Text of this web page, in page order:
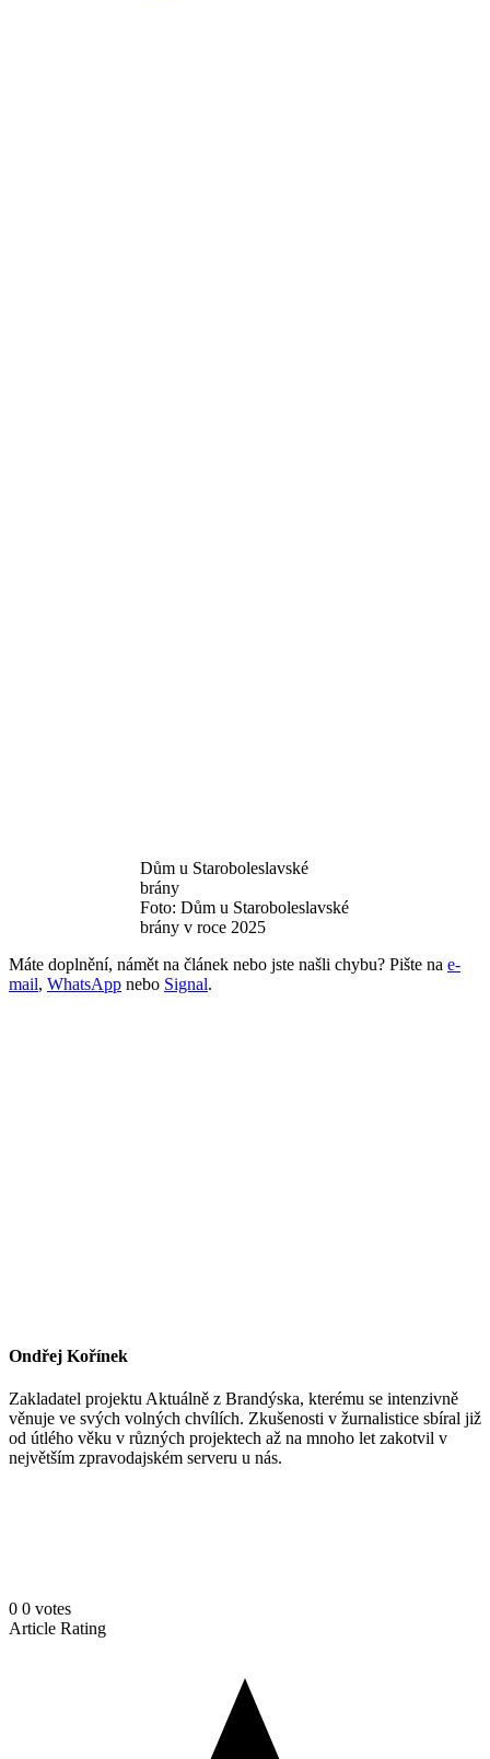
Dům u Staroboleslavské
brány
Foto: Dům u Staroboleslavské
brány v roce 2025
Máte doplnění, námět na článek nebo jste našli chybu? Pište na e-
mail, WhatsApp nebo Signal.
Ondřej Kořínek
Zakladatel projektu Aktuálně z Brandýska, kterému se intenzivně
věnuje ve svých volných chvílích. Zkušenosti v žurnalistice sbíral již
od útlého věku v různých projektech až na mnoho let zakotvil v
největším zpravodajském serveru u nás.
0 0 votes
Article Rating